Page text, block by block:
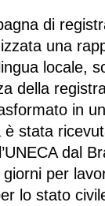
di
una
locale,
della
in
stata
dal
per
lo stato